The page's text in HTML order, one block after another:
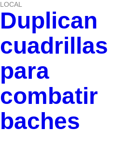
LOCAL
Duplican
cuadrillas
para
combatir
baches